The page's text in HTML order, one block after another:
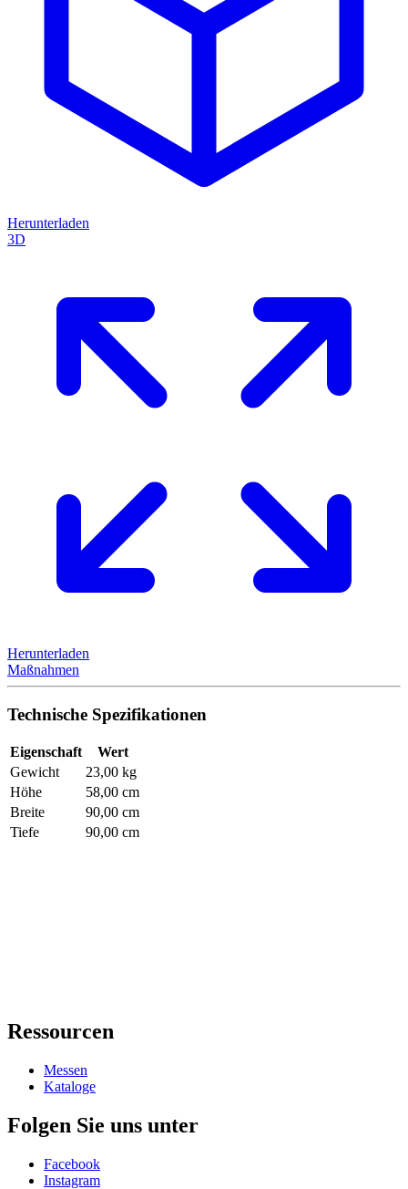
Herunterladen
3D
Herunterladen
Maßnahmen
Technische Spezifikationen
Eigenschaft
Wert
Gewicht
23,00 kg
Höhe
58,00 cm
Breite
90,00 cm
Tiefe
90,00 cm
Ressourcen
Messen
Kataloge
Folgen Sie uns unter
Facebook
Instagram